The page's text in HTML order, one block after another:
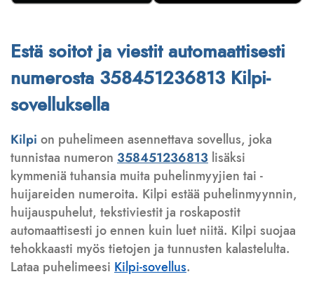
Estä soitot ja viestit automaattisesti
numerosta 358451236813 Kilpi-
sovelluksella
Kilpi on puhelimeen asennettava sovellus, joka
tunnistaa numeron 358451236813 lisäksi
kymmeniä tuhansia muita puhelinmyyjien tai -
huijareiden numeroita. Kilpi estää puhelinmyynnin,
huijauspuhelut, tekstiviestit ja roskapostit
automaattisesti jo ennen kuin luet niitä. Kilpi suojaa
tehokkaasti myös tietojen ja tunnusten kalastelulta.
Lataa puhelimeesi Kilpi-sovellus.